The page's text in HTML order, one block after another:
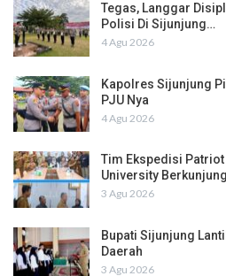
Tegas, Langgar
Polisi Di Sijunjung…
4 Agu 2026
Kapolres Sijunjung
PJU Nya
4 Agu 2026
Tim Ekspedisi Patriot
University
3 Agu 2026
Bupati Sijunjung
Daerah
3 Agu 2026